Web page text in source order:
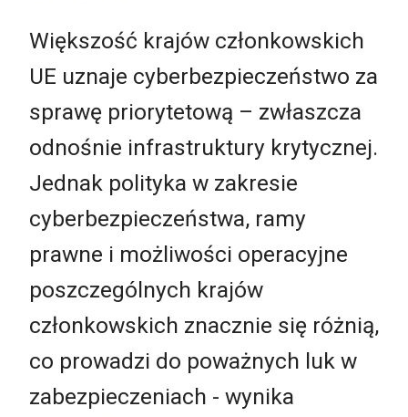
Większość krajów członkowskich
UE uznaje cyberbezpieczeństwo za
sprawę priorytetową – zwłaszcza
odnośnie infrastruktury krytycznej.
Jednak polityka w zakresie
cyberbezpieczeństwa, ramy
prawne i możliwości operacyjne
poszczególnych krajów
członkowskich znacznie się różnią,
co prowadzi do poważnych luk w
zabezpieczeniach - wynika